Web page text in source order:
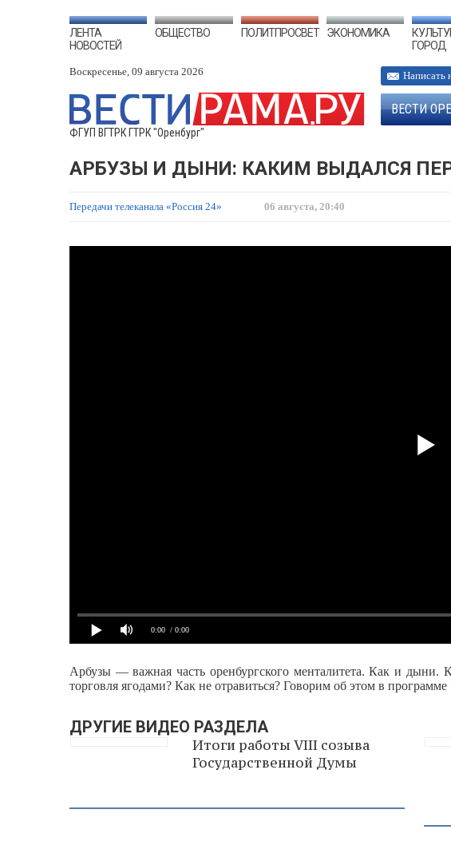
ЛЕНТА
НОВОСТЕЙ
ОБЩЕСТВО ПОЛИТПРОСВЕТ ЭКОНОМИКА
ГОРОД
Воскресенье, 09 августа 2026
ФГУП ВГТРК ГТРК "Оренбург"
Написать
ВЕСТИ
АРБУЗЫ И ДЫНИ: КАКИМ ВЫДАЛСЯ
Передачи телеканала «Россия 24» 06 августа, 20:40
0:00 / 0:00
Арбузы — важная часть оренбургского менталитета. Как и дыни.
торговля ягодами? Как не отравиться? Говорим об этом в
ДРУГИЕ ВИДЕО РАЗДЕЛА
Итоги работы VIII созыва
Государственной Думы